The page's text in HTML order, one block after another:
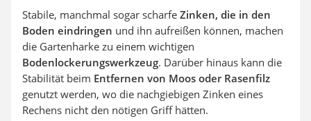
Stabile, manchmal sogar scharfe Zinken, die in den
Boden eindringen und ihn aufreißen können, machen
die Gartenharke zu einem wichtigen
Bodenlockerungswerkzeug. Darüber hinaus kann die
Stabilität beim Entfernen von Moos oder Rasenfilz
genutzt werden, wo die nachgiebigen Zinken eines
Rechens nicht den nötigen Griff hätten.